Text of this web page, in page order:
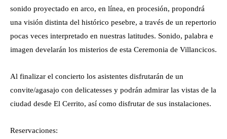
sonido proyectado en arco, en línea, en procesión, propondrá
una visión distinta del histórico pesebre, a través de un repertorio
pocas veces interpretado en nuestras latitudes. Sonido, palabra e
imagen develarán los misterios de esta Ceremonia de Villancicos.
Al finalizar el concierto los asistentes disfrutarán de un
convite/agasajo con delicatesses y podrán admirar las vistas de la
ciudad desde El Cerrito, así como disfrutar de sus instalaciones.
Reservaciones: